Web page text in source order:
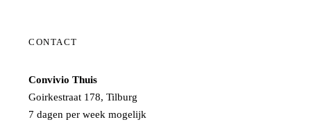
CONTACT
Convivio Thuis
Goirkestraat 178, Tilburg
7 dagen per week mogelijk